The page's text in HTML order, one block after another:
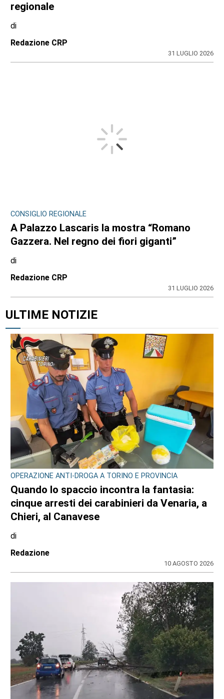
regionale
di
Redazione CRP
31 LUGLIO 2026
CONSIGLIO REGIONALE
A Palazzo Lascaris la mostra “Romano
Gazzera. Nel regno dei fiori giganti”
di
Redazione CRP
31 LUGLIO 2026
ULTIME NOTIZIE
OPERAZIONE ANTI-DROGA A TORINO E PROVINCIA
Quando lo spaccio incontra la fantasia:
cinque arresti dei carabinieri da Venaria, a
Chieri, al Canavese
di
Redazione
10 AGOSTO 2026